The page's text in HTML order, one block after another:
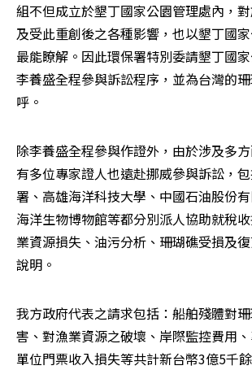
組不但成立於墾丁國家公園管理處內，
及受此重創後之各種影響，也以墾丁國
最能瞭解。因此環保署特別委請墾丁國
李養盛全程參與訴訟程序，並為台灣的
呼。
除李養盛全程參與作證外，由於涉及多
有多位專家證人也遠赴挪威參與訴訟，
署、高雄海洋科技大學、中國石油股份
海洋生物博物館等都分別派人協助就稅
業資源損失、油污分析、珊瑚礁受損及
說明。
我方政府代表之請求包括：船舶殘體對
害、對漁業資源之破壞、岸際監控費用
單位門票收入損失等共計新台幣3億5千